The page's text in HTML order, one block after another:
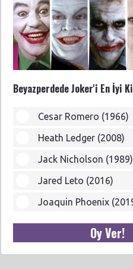
Beyazperdede Joker'i En İyi
Cesar Romero (1966)
Heath Ledger (2008)
Jack Nicholson (1989)
Jared Leto (2016)
Joaquin Phoenix
Oy Ver!